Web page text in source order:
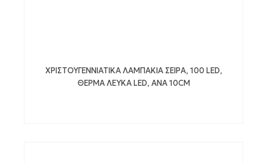
ΧΡΙΣΤΟΥΓΕΝΝΙΑΤΙΚΑ ΛΑΜΠΑΚΙΑ ΣΕΙΡΑ, 100 LED,
ΘΕΡΜΑ ΛΕΥΚΑ LED, ΑΝΑ 10CM